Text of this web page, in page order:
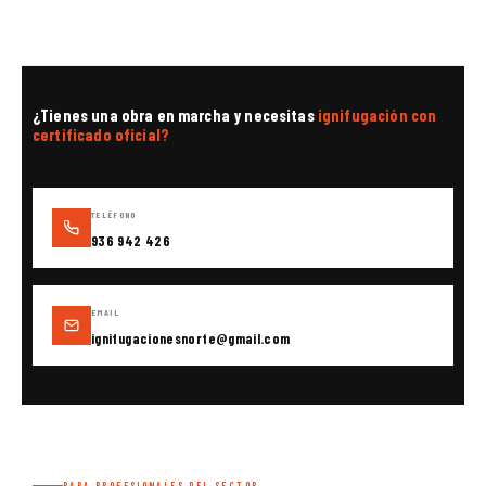
¿Tienes una obra en marcha y necesitas ignifugación con
certificado oficial?
TELÉFONO
936 942 426
EMAIL
ignifugacionesnorte@gmail.com